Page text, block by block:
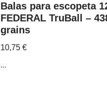
Balas para escopeta
FEDERAL TruBall –
grains
10,75 €
...